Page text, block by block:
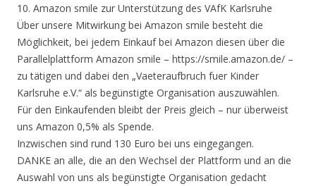
10. Amazon smile zur Unterstützung des VAfK Karlsruhe
Über unsere Mitwirkung bei Amazon smile besteht die
Möglichkeit, bei jedem Einkauf bei Amazon diesen über die
Parallelplattform Amazon smile – https://smile.amazon.de/ –
zu tätigen und dabei den „Vaeteraufbruch fuer Kinder
Karlsruhe e.V.“ als begünstigte Organisation auszuwählen.
Für den Einkaufenden bleibt der Preis gleich – nur überweist
uns Amazon 0,5% als Spende.
Inzwischen sind rund 130 Euro bei uns eingegangen.
DANKE an alle, die an den Wechsel der Plattform und an die
Auswahl von uns als begünstigte Organisation gedacht